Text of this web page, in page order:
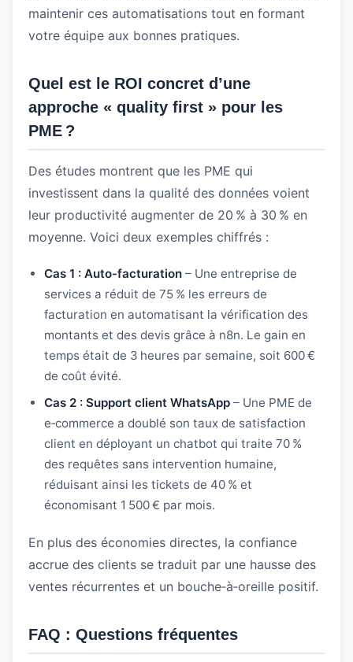
maintenir ces automatisations tout en formant
votre équipe aux bonnes pratiques.
Quel est le ROI concret d’une
approche « quality first » pour les
PME ?
Des études montrent que les PME qui
investissent dans la qualité des données voient
leur productivité augmenter de 20 % à 30 % en
moyenne. Voici deux exemples chiffrés :
Cas 1 : Auto‑facturation – Une entreprise de
services a réduit de 75 % les erreurs de
facturation en automatisant la vérification des
montants et des devis grâce à n8n. Le gain en
temps était de 3 heures par semaine, soit 600 €
de coût évité.
Cas 2 : Support client WhatsApp – Une PME de
e‑commerce a doublé son taux de satisfaction
client en déployant un chatbot qui traite 70 %
des requêtes sans intervention humaine,
réduisant ainsi les tickets de 40 % et
économisant 1 500 € par mois.
En plus des économies directes, la confiance
accrue des clients se traduit par une hausse des
ventes récurrentes et un bouche‑à‑oreille positif.
FAQ : Questions fréquentes